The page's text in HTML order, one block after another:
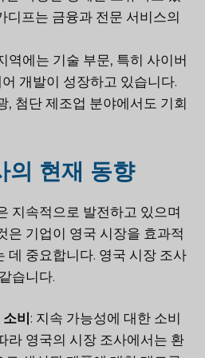
디프는 금융과 전문 서비스의
역에는 기술 부문, 특히 사이버
개발이 성장하고 있습니다.
, 첨단 제조업 분야에서도 기회
의 현재 동향
지속적으로 발전하고 있으며
은 기업이 영국 시장을 효과적
데 중요합니다. 영국 시장 조사
습니다.
비 : 지속 가능성에 대한 소비
라 영국의 시장 조사에서는 환